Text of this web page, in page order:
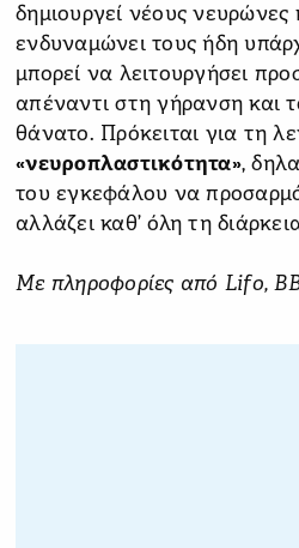
δημιουργεί νέους νευρώνες
ενδυναμώνει τους ήδη
μπορεί να λειτουργήσει
απέναντι στη γήρανση και
θάνατο. Πρόκειται για τη
«νευροπλαστικότητα»,
του εγκεφάλου να
αλλάζει καθ’ όλη τη
Με πληροφορίες από Lifo,